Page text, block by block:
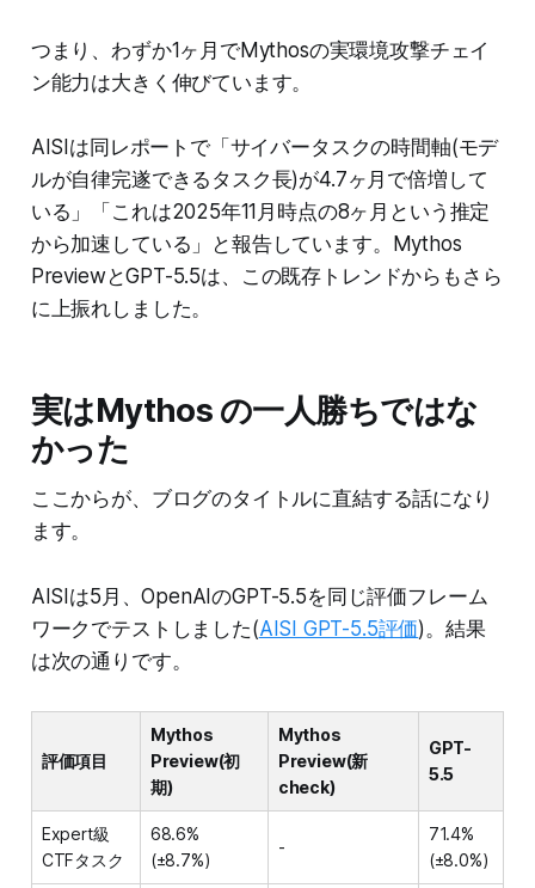
つまり、わずか1ヶ月でMythosの実環境攻撃チェイ
ン能力は大きく伸びています。
AISIは同レポートで「サイバータスクの時間軸(モデ
ルが自律完遂できるタスク長)が4.7ヶ月で倍増して
いる」「これは2025年11月時点の8ヶ月という推定
から加速している」と報告しています。Mythos
PreviewとGPT-5.5は、この既存トレンドからもさら
に上振れしました。
実はMythos の一人勝ちではな
かった
ここからが、ブログのタイトルに直結する話になり
ます。
AISIは5月、OpenAIのGPT-5.5を同じ評価フレーム
ワークでテストしました(AISI GPT-5.5評価)。結果
は次の通りです。
評価項目
Mythos
Preview(初
期)
Mythos
Preview(新
check)
GPT-
5.5
Expert級
CTFタスク
68.6%
(±8.7%)
-
71.4%
(±8.0%)